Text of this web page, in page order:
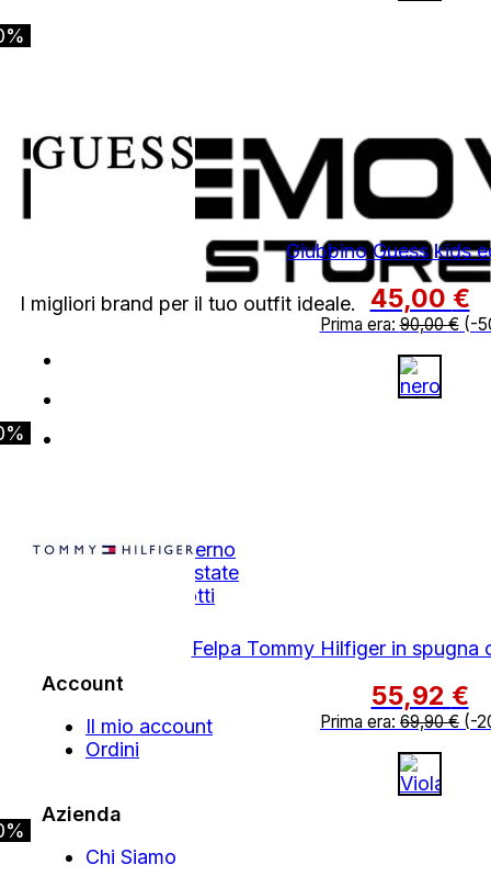
Giubbino Guess kids
45,00 €
Prima era:90,00€(-
Felpa Tommy Hilfiger in spugna
55,92 €
Prima era: 69,90€ (-
I migliori brand per il tuo outfit ideale.
Autunno Inverno
Primavera Estate
Tutti i Prodotti
Account
Il mio account
Ordini
Azienda
Chi Siamo